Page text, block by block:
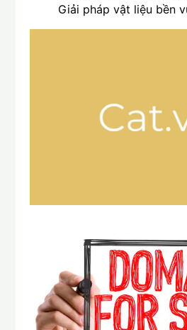
Giải pháp vật liệu bền